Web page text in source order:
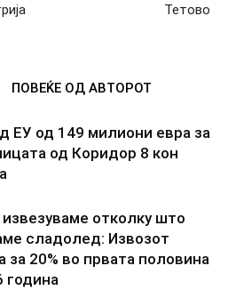
Тетово
ПОВЕЌЕ ОД АВТОРОТ
ЕУ од 149 милиони евра за
од Коридор 8 кон
отколку што
сладолед: Извозот
за 20% во првата половина
година